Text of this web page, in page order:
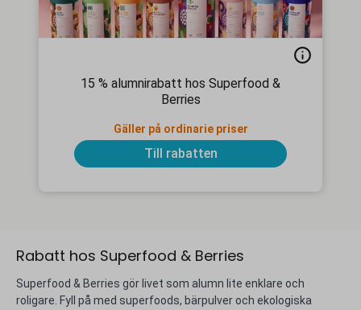
15 % alumnirabatt hos Superfood &
Berries
Gäller på ordinarie priser
Till rabatten
Rabatt hos Superfood & Berries
Superfood & Berries gör livet som alumn lite enklare och
roligare. Fyll på med superfoods, bärpulver och ekologiska